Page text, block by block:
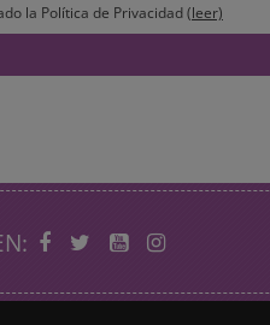
la Política de Privacidad(leer)